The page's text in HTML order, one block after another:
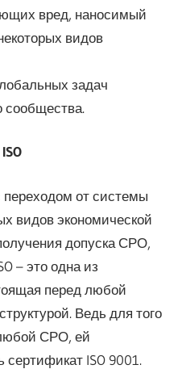
вред, наносимый
видов
задач
сообщества.
переходом от системы
видов экономической
допуска СРО,
– это одна из
перед любой
Ведь для того
СРО, ей
сертификат ISO 9001.